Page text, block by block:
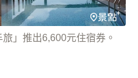
」推出6,600元住宿券。